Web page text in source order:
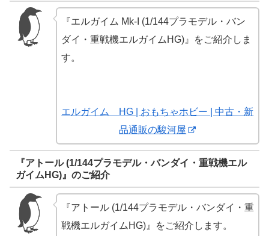
『エルガイム Mk-I (1/144プラモデル・バン
ダイ・重戦機エルガイムHG)』をご紹介しま
す。
エルガイム HG | おもちゃホビー | 中古・新
品通販の駿河屋
『アトール (1/144プラモデル・バンダイ・重戦機エル
ガイムHG)』のご紹介
『アトール (1/144プラモデル・バンダイ・重
戦機エルガイムHG)』をご紹介します。